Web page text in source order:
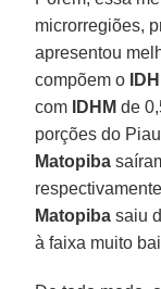
microrregiões,
apresentou
compõem o
com
IDHM de
porções do
Matopiba
Matopiba saiu
à faixa muito